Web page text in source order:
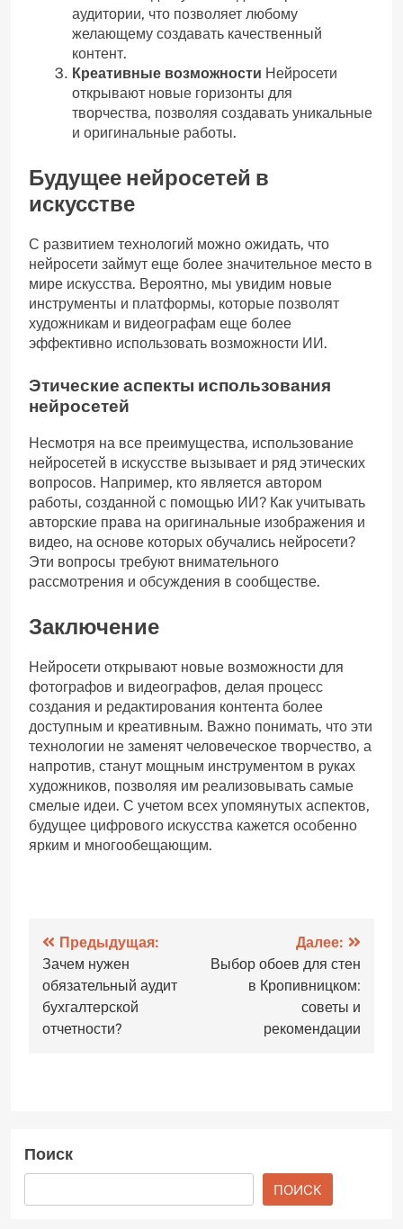
аудитории, что позволяет любому
желающему создавать качественный
контент.
Креативные возможности Нейросети
открывают новые горизонты для
творчества, позволяя создавать уникальные
и оригинальные работы.
Будущее нейросетей в
искусстве
С развитием технологий можно ожидать, что
нейросети займут еще более значительное место в
мире искусства. Вероятно, мы увидим новые
инструменты и платформы, которые позволят
художникам и видеографам еще более
эффективно использовать возможности ИИ.
Этические аспекты использования
нейросетей
Несмотря на все преимущества, использование
нейросетей в искусстве вызывает и ряд этических
вопросов. Например, кто является автором
работы, созданной с помощью ИИ? Как учитывать
авторские права на оригинальные изображения и
видео, на основе которых обучались нейросети?
Эти вопросы требуют внимательного
рассмотрения и обсуждения в сообществе.
Заключение
Нейросети открывают новые возможности для
фотографов и видеографов, делая процесс
создания и редактирования контента более
доступным и креативным. Важно понимать, что эти
технологии не заменят человеческое творчество, а
напротив, станут мощным инструментом в руках
художников, позволяя им реализовывать самые
смелые идеи. С учетом всех упомянутых аспектов,
будущее цифрового искусства кажется особенно
ярким и многообещающим.
Навигация
по
записям
Предыдущая:
Зачем нужен
обязательный аудит
бухгалтерской
отчетности?
Далее:
Выбор обоев для стен
в Кропивницком:
советы и
рекомендации
Поиск
ПОИСК